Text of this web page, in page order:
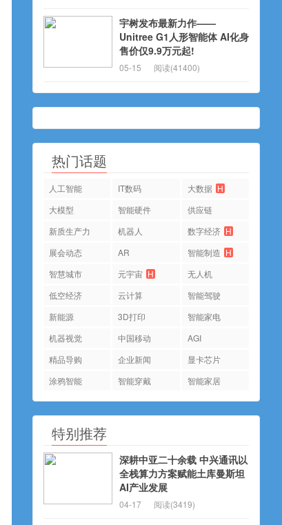
宇树发布最新力作——
Unitree G1人形智能体 AI化身
售价仅9.9万元起!
05-15 阅读(41400)
热门话题
人工智能 IT数码 大数据 H
大模型
智能硬件
供应链
新质生产力
机器人 数字经济 H
展会动态
AR 智能制造 H
智慧城市
元宇宙 H
无人机
低空经济
云计算
智能驾驶
新能源
3D打印
智能家电
机器视觉
中国移动
AGI
精品导购
企业新闻
显卡芯片
涂鸦智能
智能穿戴 智能家居
特别推荐
深耕中亚二十余载 中兴通讯以
全栈算力方案赋能土库曼斯坦
AI产业发展
04-17 阅读(3419)